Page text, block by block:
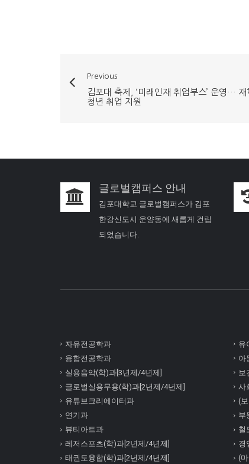
Previous
김포대 축제, ‘미래인재 취업부스’ 운영… 재
청년 취업 지원
글로벌캠퍼스 안내
김포대학교 글로벌캠퍼스가 김포
한강신도시 운양동에 새롭게 건립
되었습니다.
자유전공학과
융합전공학과
실용음악(학)과[3년제/4년제]
글로벌실용무용(학)과[2년제/4년제]
유튜브크리에이터과
연기과
뷰티아트과
레저스포츠(학)과[2년제/4년제]
태권도융합(학)과[2년제/4년제]
유
아
보
사
(
부
철
경
(